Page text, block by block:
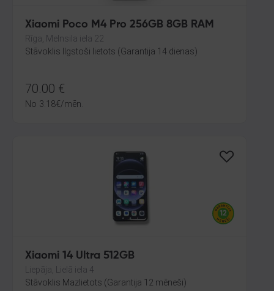
Xiaomi Poco M4 Pro 256GB 8GB RAM
Rīga, Melnsila iela 22
Stāvoklis Ilgstoši lietots (Garantija 14 dienas)
70.00 €
No 3.18€/mēn.
Xiaomi 14 Ultra 512GB
Liepāja, Lielā iela 4
Stāvoklis Mazlietots (Garantija 12 mēneši)